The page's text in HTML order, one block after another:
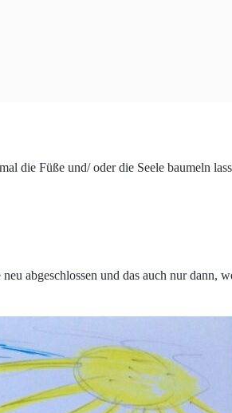
die Füße und/ oder die Seele baumeln
abgeschlossen und das auch nur dann,